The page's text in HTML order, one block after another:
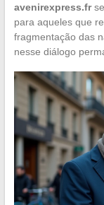
avenirexpress.frse
para aqueles que
fragmentação das
nesse diálogo